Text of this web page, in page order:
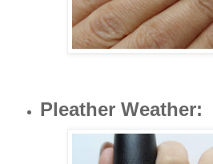
Pleather Weather: